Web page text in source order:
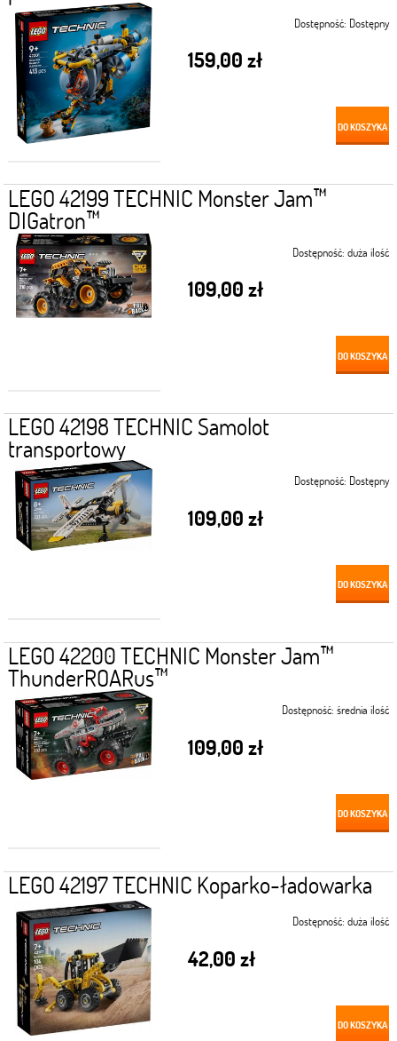
Dostępność: Dostępny
159,00 zł
DO KOSZYKA
LEGO 42199 TECHNIC Monster Jam™
DIGatron™
Dostępność: duża ilość
109,00 zł
DO KOSZYKA
LEGO 42198 TECHNIC Samolot
transportowy
Dostępność: Dostępny
109,00 zł
DO KOSZYKA
LEGO 42200 TECHNIC Monster Jam™
ThunderROARus™
Dostępność: średnia ilość
109,00 zł
DO KOSZYKA
LEGO 42197 TECHNIC Koparko-ładowarka
Dostępność: duża ilość
42,00 zł
DO KOSZYKA